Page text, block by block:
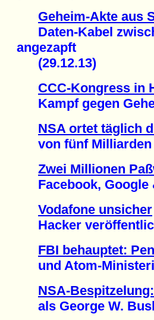
Geheim-Akte aus
Daten-Kabel
angezapft
(29.12.13)
CCC-Kongress in
Kampf gegen
NSA ortet täglich
von fünf Milliarden
Zwei Millionen
Facebook, Google
Vodafone unsicher
Hacker
FBI behauptet:
und Atom-
NSA-
als George W.